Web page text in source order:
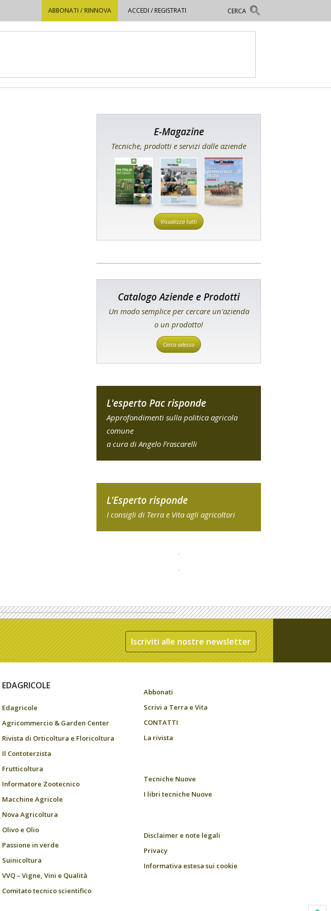
ABBONATI / RINNOVA ACCEDI / REGISTRATI
E-Magazine
Tecniche, prodotti e servizi dalle aziende
Visualizza tutti
Catalogo Aziende e Prodotti
Un modo semplice per cercare un'azienda
o un prodotto!
Cerca adesso
L'esperto Pac risponde
Approfondimenti sulla politica agricola
comune
a cura di Angelo Frascarelli
L'Esperto risponde
I consigli di Terra e Vita agli agricoltori
Iscriviti alle nostre newsletter
EDAGRICOLE
Edagricole
Agricommercio & Garden Center
Rivista di Orticoltura e Floricoltura
Il Contoterzista
Frutticoltura
Informatore Zootecnico
Macchine Agricole
Nova Agricoltura
Olivo e Olio
Passione in verde
Suinicoltura
VVQ – Vigne, Vini e Qualità
Comitato tecnico scientifico
Abbonati
Scrivi a Terra e Vita
CONTATTI
La rivista
Tecniche Nuove
I libri tecniche Nuove
Disclaimer e note legali
Privacy
Informativa estesa sui cookie